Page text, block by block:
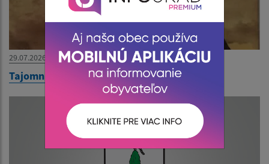
29.07.2026
Tajomná noc na hrade 12.